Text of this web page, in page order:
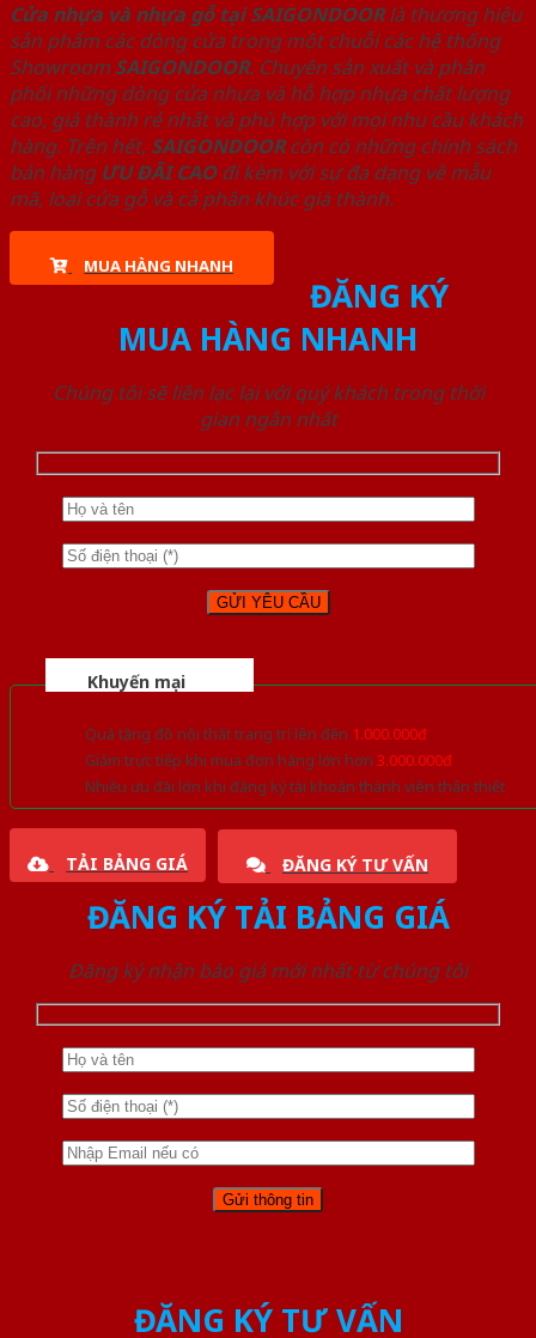
Cửa nhựa và nhựa gỗ tại SAIGONDOORlà thương hiệu
sản phẩm các dòng cửa trong một chuỗi các hệ thống
Showroom SAIGONDOOR. Chuyên sản xuất và phân
phối những dòng cửa nhựa và hỗ hợp nhựa chất lượng
cao, giá thành rẻ nhất và phù hợp với mọi nhu cầu khách
hàng. Trên hết, SAIGONDOORcòn có những chính sách
bán hàng ƯU ĐÃI CAOđi kèm với sự đa dạng về mẫu
mã, loại cửa gỗ và cả phân khúc giá thành.
MUA HÀNG NHANH
ĐĂNG KÝ
MUA HÀNG NHANH
Chúng tôi sẽ liên lạc lại với quý khách trong thời
gian ngắn nhất
Khuyến mại
Quà tặng đồ nội thất trang trí lên đến 1.000.000đ
Giảm trực tiếp khi mua đơn hàng lớn hơn 3.000.000đ
Nhiều ưu đãi lớn khi đăng ký tài khoản thành viên thân thiết
TẢI BẢNG GIÁ ĐĂNG KÝ TƯ VẤN
ĐĂNG KÝ TẢI BẢNG GIÁ
Đăng ký nhận báo giá mới nhất từ chúng tôi
ĐĂNG KÝ TƯ VẤN